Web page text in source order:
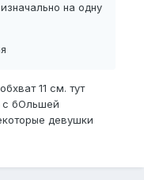
на одну
11 см. тут
с бОльшей
девушки